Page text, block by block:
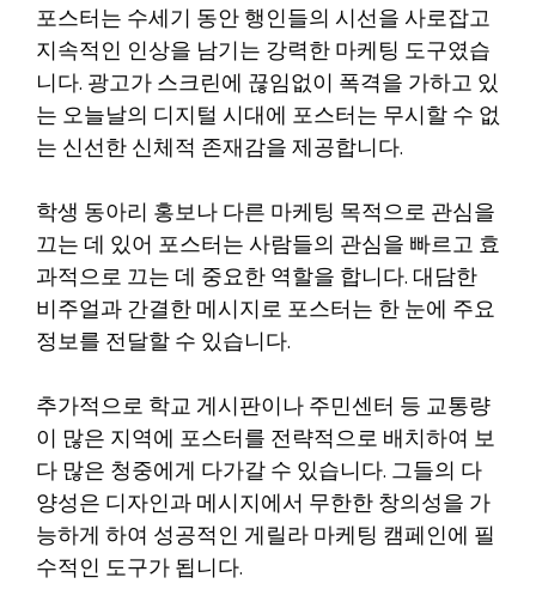
포스터는 수세기 동안 행인들의 시선을 사로잡고
지속적인 인상을 남기는 강력한 마케팅 도구였습
니다. 광고가 스크린에 끊임없이 폭격을 가하고 있
는 오늘날의 디지털 시대에 포스터는 무시할 수 없
는 신선한 신체적 존재감을 제공합니다.
학생 동아리 홍보나 다른 마케팅 목적으로 관심을
끄는 데 있어 포스터는 사람들의 관심을 빠르고 효
과적으로 끄는 데 중요한 역할을 합니다. 대담한
비주얼과 간결한 메시지로 포스터는 한 눈에 주요
정보를 전달할 수 있습니다.
추가적으로 학교 게시판이나 주민센터 등 교통량
이 많은 지역에 포스터를 전략적으로 배치하여 보
다 많은 청중에게 다가갈 수 있습니다. 그들의 다
양성은 디자인과 메시지에서 무한한 창의성을 가
능하게 하여 성공적인 게릴라 마케팅 캠페인에 필
수적인 도구가 됩니다.